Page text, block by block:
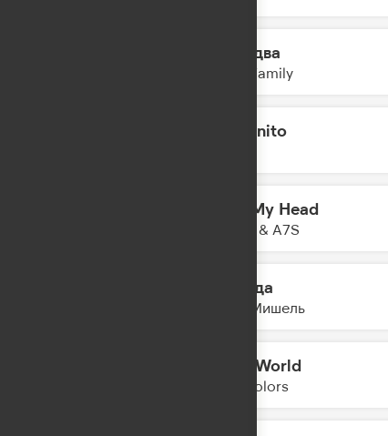
Раз, два
5sta Family
Morenito
Out My Head
Topic & A7S
Иногда
Моя Мишель
Mad World
Twocolors